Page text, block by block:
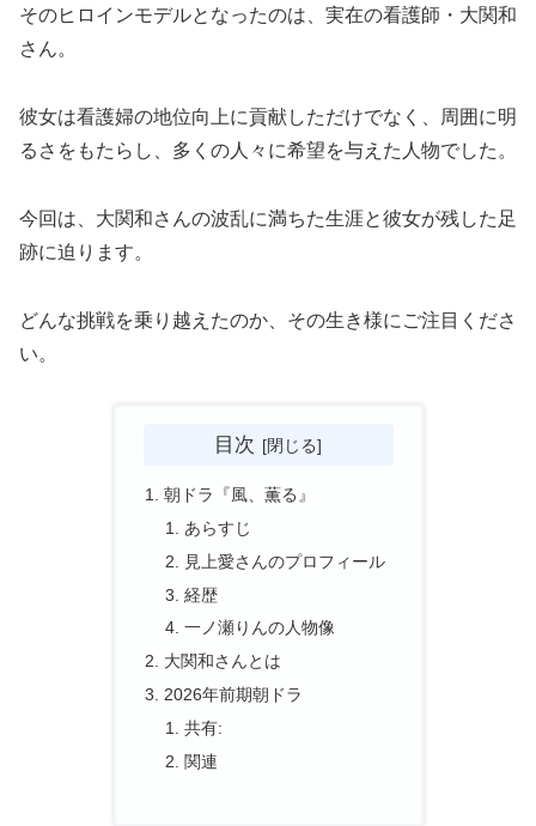
そのヒロインモデルとなったのは、実在の看護師・大関和
さん。
彼女は看護婦の地位向上に貢献しただけでなく、周囲に明
るさをもたらし、多くの人々に希望を与えた人物でした。
今回は、大関和さんの波乱に満ちた生涯と彼女が残した足
跡に迫ります。
どんな挑戦を乗り越えたのか、その生き様にご注目くださ
い。
目次
朝ドラ『風、薫る』
あらすじ
見上愛さんのプロフィール
経歴
一ノ瀬りんの人物像
大関和さんとは
2026年前期朝ドラ
共有:
関連